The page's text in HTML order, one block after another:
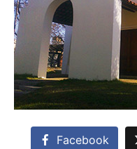
Facebook